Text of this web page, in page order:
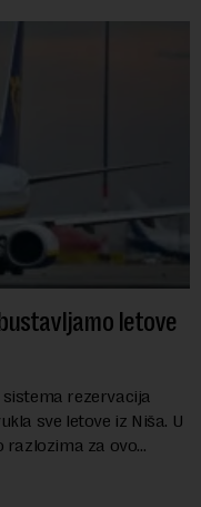
letove
rezervacija
sve letove iz Niša. U
razlozima za ovo